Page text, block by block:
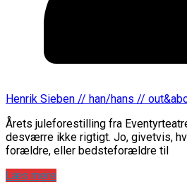
Henrik Sieben // han/hans //
Årets juleforestilling fra
desværre ikke rigtigt. Jo, givetvis,
forældre, eller bedsteforældre til
Læs mere